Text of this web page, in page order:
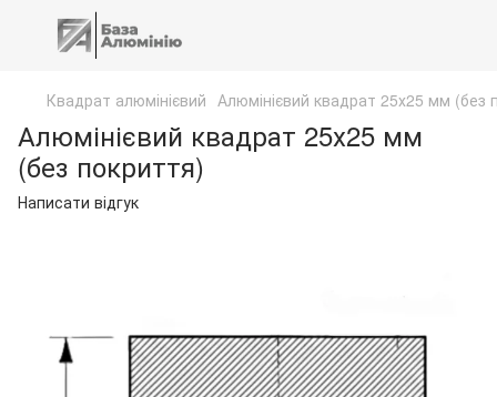
Квадрат алюмінієвий Алюмінієвий квадрат 25х25 мм (без
Алюмінієвий квадрат 25х25 мм
(без покриття)
Написати відгук